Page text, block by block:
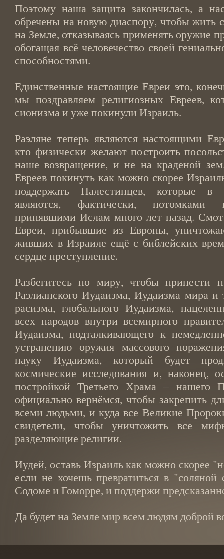
Поэтому наша защита закончилась, а
обречены на новую диаспору, чтобы жить
на Земле, отказываясь применять оружие
обогащая всё человечество своей
способностями.
Единственные настоящие Евреи это,
мы поздравляем религиозных Евреев,
сионизма и уже покинули Израиль.
Раэляне теперь являются настоящими
кто физически желают построить
наше возвращение, и не на краденой
Евреев покинуть как можно скорее
поддержать Палестинцев, которые в
являются, фактически, потомками
принявшими Ислам много лет назад.
Евреи, прибывшие из Европы,
живших в Израиле ещё с библейских
сердце преступление.
Разбегитесь по миру, чтобы принести
Раэлианского Иудаизма, Иудаизма мира и
расизма, глобального Иудаизма,
всех народов внутри всемирного
Иудаизма, подталкивающего к
устранению оружия массового
науку Иудаизма, который будет
космические исследования и, наконец,
постройкой Третьего Храма – нашего
официально вернёмся, чтобы закрепить
всеми людьми, и куда все Великие
свидетели, чтобы уничтожить все
разделяющие религии.
Иудей, оставь Израиль как можно скорее
если не хочешь превратиться в
Содоме и Гоморре, и поддержи
Да будет на Земле мир всем людям доброй